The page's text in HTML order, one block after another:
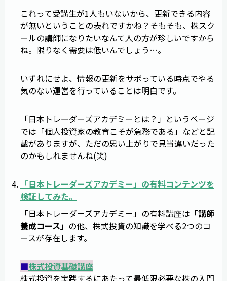
これって受講生が1人もいないから、更新できる内容
が無いということの表れですかね？そもそも、株スク
ールの講師になりたいなんて人の方が珍しいですから
ね。限りなく需要は低いんでしょう…。
いずれにせよ、情報の更新をサボっている時点でやる
気のない運営を行っていることは明白です。
「日本トレーダーズアカデミーとは？」というページ
では「個人投資家の教育こそが急務である」などと記
載がありますが、ただの思い上がりで見当違いだった
のかもしれませんね(笑)
「日本トレーダーズアカデミー 」の有料コンテンツを
検証してみた。
「日本トレーダーズアカデミー」の有料講座は「講師
養成コース 」の他、株式投資の知識を学べる2つのコ
ースが存在します。
■株式投資基礎講座
株式投資を実践するにあたって最低限必要な株の入門